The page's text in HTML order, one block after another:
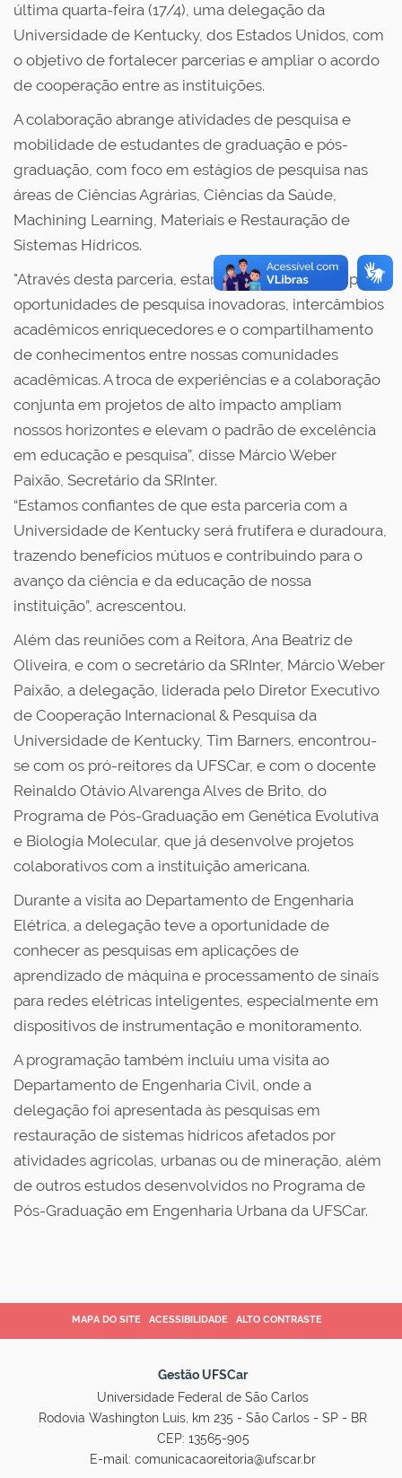
última quarta-feira (17/4), uma delegação da
Universidade de Kentucky, dos Estados Unidos, com
o objetivo de fortalecer parcerias e ampliar o acordo
de cooperação entre as instituições.
A colaboração abrange atividades de pesquisa e
mobilidade de estudantes de graduação e pós-
graduação, com foco em estágios de pesquisa nas
áreas de Ciências Agrárias, Ciências da Saúde,
Machining Learning, Materiais e Restauração de
Sistemas Hídricos.
"Através desta parceria, estamos abrindo portas para
oportunidades de pesquisa inovadoras, intercâmbios
acadêmicos enriquecedores e o compartilhamento
de conhecimentos entre nossas comunidades
acadêmicas. A troca de experiências e a colaboração
conjunta em projetos de alto impacto ampliam
nossos horizontes e elevam o padrão de excelência
em educação e pesquisa”, disse Márcio Weber
Paixão, Secretário da SRInter.
“Estamos confiantes de que esta parceria com a
Universidade de Kentucky será frutífera e duradoura,
trazendo benefícios mútuos e contribuindo para o
avanço da ciência e da educação de nossa
instituição”, acrescentou.
Além das reuniões com a Reitora, Ana Beatriz de
Oliveira, e com o secretário da SRInter, Márcio Weber
Paixão, a delegação, liderada pelo Diretor Executivo
de Cooperação Internacional & Pesquisa da
Universidade de Kentucky, Tim Barners, encontrou-
se com os pró-reitores da UFSCar, e com o docente
Reinaldo Otávio Alvarenga Alves de Brito, do
Programa de Pós-Graduação em Genética Evolutiva
e Biologia Molecular, que já desenvolve projetos
colaborativos com a instituição americana.
Durante a visita ao Departamento de Engenharia
Elétrica, a delegação teve a oportunidade de
conhecer as pesquisas em aplicações de
aprendizado de máquina e processamento de sinais
para redes elétricas inteligentes, especialmente em
dispositivos de instrumentação e monitoramento.
A programação também incluiu uma visita ao
Departamento de Engenharia Civil, onde a
delegação foi apresentada às pesquisas em
restauração de sistemas hídricos afetados por
atividades agrícolas, urbanas ou de mineração, além
de outros estudos desenvolvidos no Programa de
Pós-Graduação em Engenharia Urbana da UFSCar.
MAPA DO SITE ACESSIBILIDADE ALTO CONTRASTE
Gestão UFSCar
Universidade Federal de São Carlos
Rodovia Washington Luis, km 235 - São Carlos - SP - BR
CEP: 13565-905
E-mail: comunicacaoreitoria@ufscar.br